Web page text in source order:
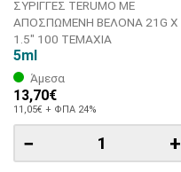
ΣΥΡΙΓΓΕΣ TERUMO ΜΕ
ΑΠΟΣΠΩΜΕΝΗ ΒΕΛΟΝΑ 21G X
1.5" 100 ΤΕΜΑΧΙΑ
5ml
Άμεσα
13,70€
11,05€ + ΦΠΑ 24%
− +